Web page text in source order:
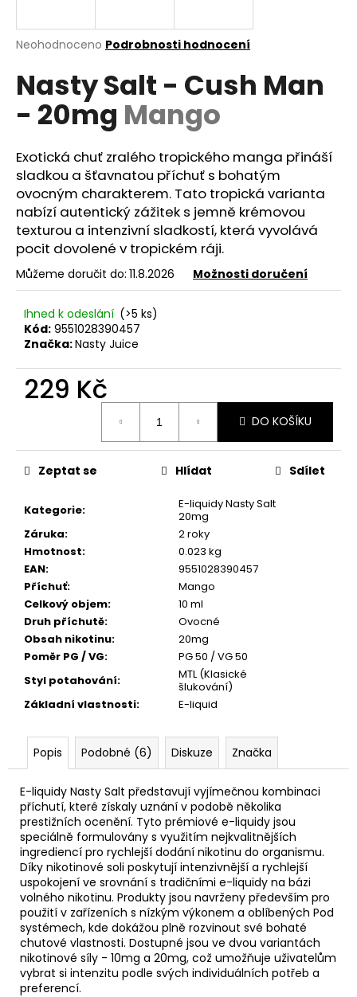
Průměrné
produktu
je
z
hvězdiček.
Neohodnoceno Podrobnosti hodnocení
Nasty Salt - Cush Man
- 20mg Mango
Exotická chuť zralého tropického manga přináší
sladkou a šťavnatou příchuť s bohatým
ovocným charakterem. Tato tropická varianta
nabízí autentický zážitek s jemně krémovou
texturou a intenzivní sladkostí, která vyvolává
pocit dovolené v tropickém ráji.
Můžeme doručit do: 11.8.2026 Možnosti doručení
Ihned k odeslání (>5 ks)
Kód: 9551028390457
Značka:Nasty Juice
229 Kč
DO KOŠÍKU
Kategorie:
E-liquidy Nasty Salt
20mg
Záruka:
2 roky
Hmotnost:
0.023 kg
EAN:
9551028390457
Příchuť:
Mango
Celkový objem:
10 ml
Druh příchutě:
Ovocné
Obsah nikotinu:
20mg
Poměr PG / VG:
PG 50 / VG 50
Styl potahování:
MTL (Klasické
šlukování)
Základní vlastnosti: E-liquid
Zeptat se Hlídat Sdílet
Popis Podobné (6) Diskuze Značka
E-liquidy Nasty Salt představují vyjímečnou kombinaci
příchutí, které získaly uznání v podobě několika
prestižních ocenění. Tyto prémiové e-liquidy jsou
speciálně formulovány s využitím nejkvalitnějších
ingrediencí pro rychlejší dodání nikotinu do organismu.
Díky nikotinové soli poskytují intenzivnější a rychlejší
uspokojení ve srovnání s tradičními e-liquidy na bázi
volného nikotinu. Produkty jsou navrženy především pro
použití v zařízeních s nízkým výkonem a oblíbených Pod
systémech, kde dokážou plně rozvinout své bohaté
chutové vlastnosti. Dostupné jsou ve dvou variantách
nikotinové síly - 10mg a 20mg, což umožňuje uživatelům
vybrat si intenzitu podle svých individuálních potřeb a
preferencí.
j
t
?
HLEDAT
D
o
p
o
u
u
e
DAF
6MG
156
Kč
Původně:
195
Kč